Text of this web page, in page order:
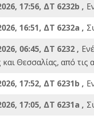
17:56, ΔΤ 6232b ,
16:51, ΔΤ 6232a ,
06:45, ΔΤ 6232 ,
και Θεσσαλίας, από
17:52, ΔΤ 6231b ,
17:05, ΔΤ 6231a ,